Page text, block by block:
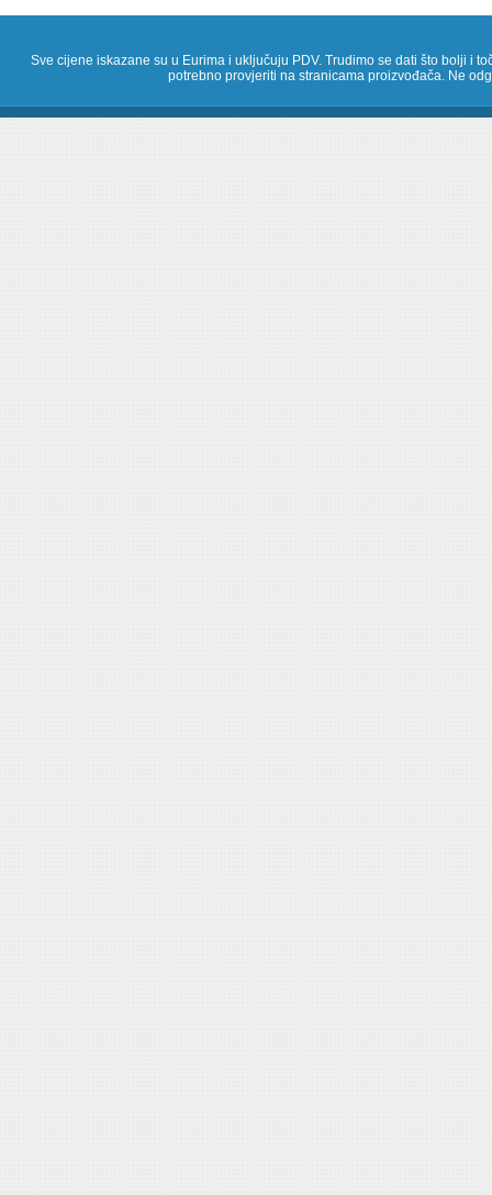
Sve cijene iskazane su u Eurima i uključuju PDV. Trudimo se dati što bolji i
potrebno provjeriti na stranicama proizvođača. Ne